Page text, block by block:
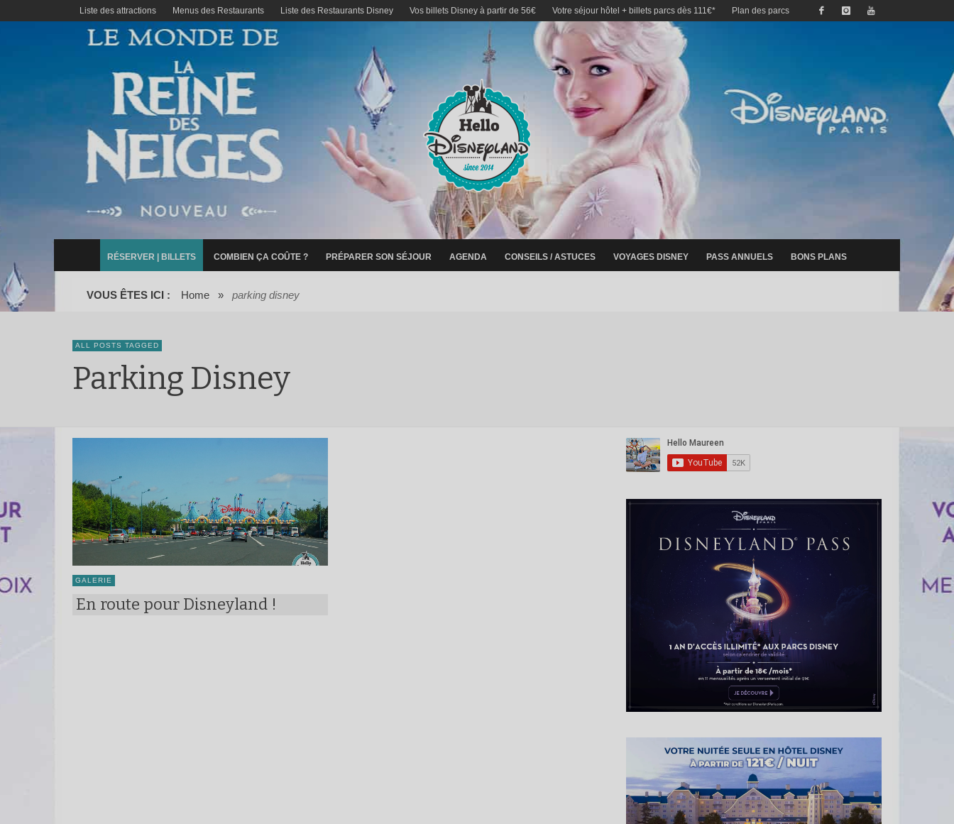
Liste des attractions Menus des Restaurants Liste des Restaurants Disney Vos billets Disney à partir de 56€ Votre séjour hôtel + billets parcs dès 111€* Plan des parcs
RÉSERVER | BILLETS COMBIEN ÇA COÛTE ? PRÉPARER SON SÉJOUR AGENDA CONSEILS / ASTUCES VOYAGES DISNEY PASS ANNUELS BONS PLANS
VOUS ÊTES ICI : Home » parking disney
ALL POSTS TAGGED
Parking Disney
GALERIE
En route pour Disneyland !